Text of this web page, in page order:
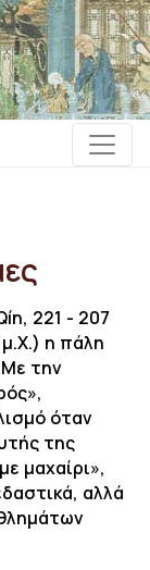
221 - 207
η πάλη
την
όταν
της
μαχαίρι»,
αλλά